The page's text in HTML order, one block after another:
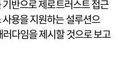
반으로 제로트러스트 접근
용을 지원하는 설루션으
다임을 제시할 것으로 보고